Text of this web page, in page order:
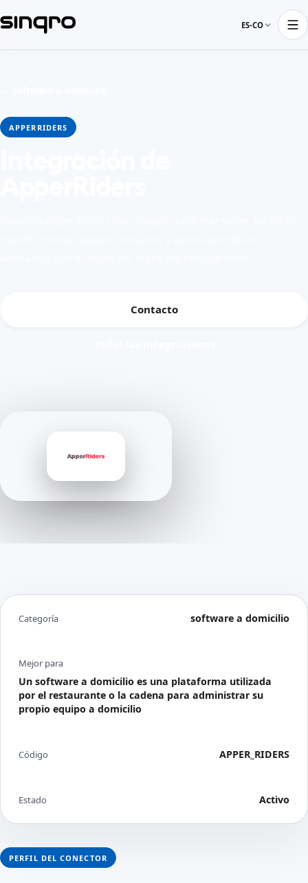
ES-CO
APPERRIDERS
Contacto
PERFIL DEL CONECTOR
Categoría software a domicilio
Mejor para
Un software a domicilio es una plataforma utilizada
por el restaurante o la cadena para administrar su
propio equipo a domicilio
Código APPER_RIDERS
Estado Activo